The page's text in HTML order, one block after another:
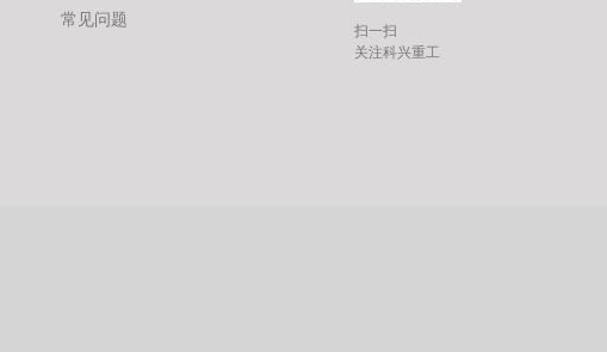
常见问题
扫一扫
关注科兴重工